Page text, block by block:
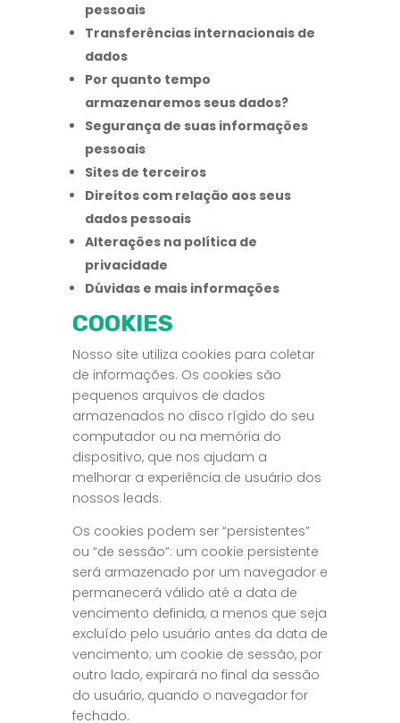
pessoais
Transferências internacionais de
dados
Por quanto tempo
armazenaremos seus dados?
Segurança de suas informações
pessoais
Sites de terceiros
Direitos com relação aos seus
dados pessoais
Alterações na política de
privacidade
Dúvidas e mais informações
COOKIES
Nosso site utiliza cookies para coletar
de informações. Os cookies são
pequenos arquivos de dados
armazenados no disco rígido do seu
computador ou na memória do
dispositivo, que nos ajudam a
melhorar a experiência de usuário dos
nossos leads.
Os cookies podem ser “persistentes”
ou “de sessão”: um cookie persistente
será armazenado por um navegador e
permanecerá válido até a data de
vencimento definida, a menos que seja
excluído pelo usuário antes da data de
vencimento; um cookie de sessão, por
outro lado, expirará no final da sessão
do usuário, quando o navegador for
fechado.